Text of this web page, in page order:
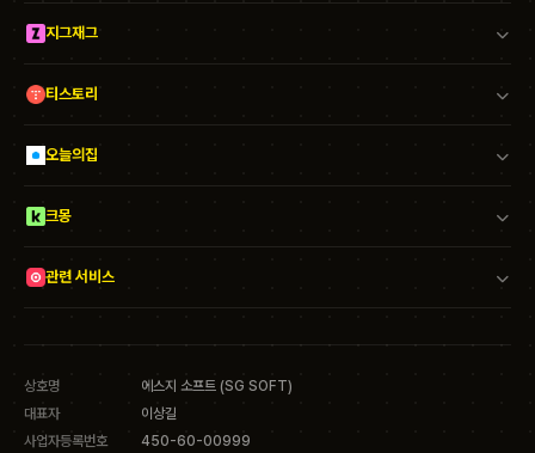
지그재그
티스토리
오늘의집
크몽
관련 서비스
상호명
에스지 소프트 (SG SOFT)
대표자
이상길
사업자등록번호
450-60-00999